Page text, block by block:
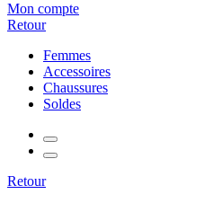
Mon compte
Retour
Femmes
Accessoires
Chaussures
Soldes
Retour